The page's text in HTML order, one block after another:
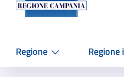
Regione